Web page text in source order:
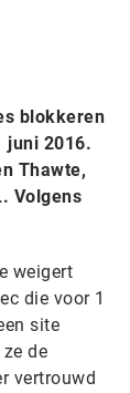
blokkeren
juni 2016.
Thawte,
Volgens
weigert
die voor 1
site
de
vertrouwd